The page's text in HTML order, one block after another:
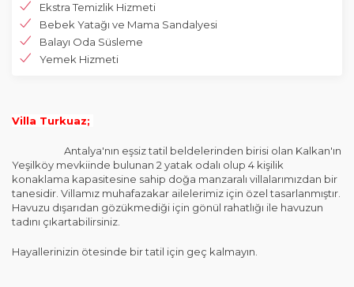
Ekstra Temizlik Hizmeti
Bebek Yatağı ve Mama Sandalyesi
Balayı Oda Süsleme
Yemek Hizmeti
Villa Turkuaz;
Antalya'nın eşsiz tatil beldelerinden birisi olan Kalkan'ın
Yeşilköy mevkiinde bulunan 2 yatak odalı olup 4 kişilik
konaklama kapasitesine sahip doğa manzaralı villalarımızdan bir
tanesidir. Villamız muhafazakar ailelerimiz için özel tasarlanmıştır.
Havuzu dışarıdan gözükmediği için gönül rahatlığı ile havuzun
tadını çıkartabilirsiniz.
Hayallerinizin ötesinde bir tatil için geç kalmayın.